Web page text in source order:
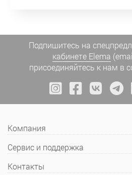
Подпишитесь на
кабинете Elema
присоединяйтесь к нам в
Компания
Сервис и поддержка
Контакты